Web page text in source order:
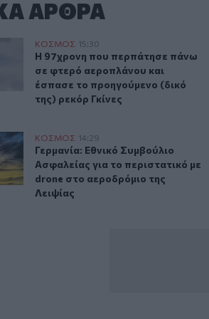
AΡΘΡΑ
περπάτησε πάνω σε φτερό
ΚΟΣΜΟΣ 15:30
Η 97χρονη που περπάτησε πάνω
Η 97χρονη που περπάτησε πάνω
σε φτερό αεροπλάνου και
έσπασε το προηγούμενο (δικό
της) ρεκόρ Γκίνες
Συμβούλιο Ασφαλείας για το
ΚΟΣΜΟΣ 14:29
Γερμανία: Εθνικό Συμβούλιο
Γερμανία: Εθνικό Συμβούλιο
Ασφαλείας για το περιστατικό με
drone στο αεροδρόμιο της
Λειψίας